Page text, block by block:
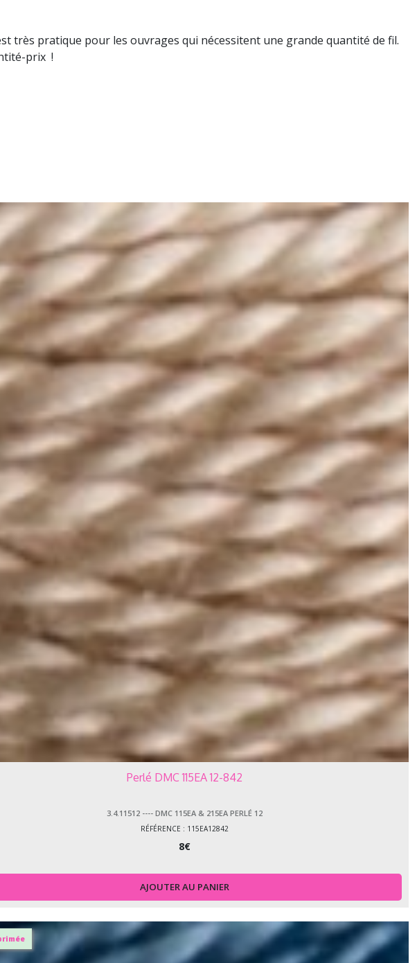
très pratique pour les ouvrages qui nécessitent une grande quantité de fil.
prix !
Perlé DMC 115EA 12-842
3.4.11512 ---- DMC 115EA & 215EA PERLÉ 12
RÉFÉRENCE : 115EA12842
8€
AJOUTER AU PANIER